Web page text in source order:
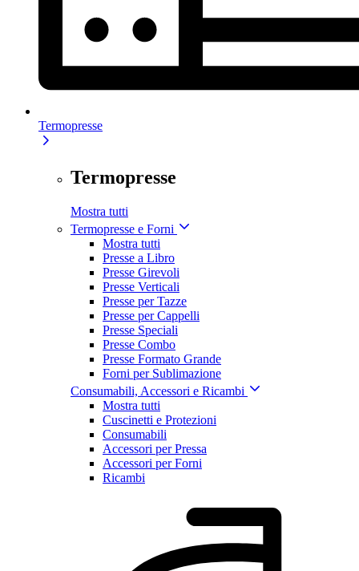
Termopresse
Termopresse
Mostra tutti
Termopresse e Forni
Mostra tutti
Presse a Libro
Presse Girevoli
Presse Verticali
Presse per Tazze
Presse per Cappelli
Presse Speciali
Presse Combo
Presse Formato Grande
Forni per Sublimazione
Consumabili, Accessori e Ricambi
Mostra tutti
Cuscinetti e Protezioni
Consumabili
Accessori per Pressa
Accessori per Forni
Ricambi